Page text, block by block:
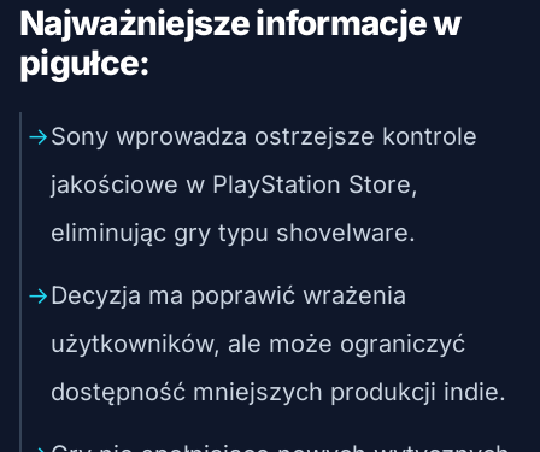
Najważniejsze informacje w
pigułce:
Sony wprowadza ostrzejsze kontrole
jakościowe w PlayStation Store,
eliminując gry typu shovelware.
Decyzja ma poprawić wrażenia
użytkowników, ale może ograniczyć
dostępność mniejszych produkcji indie.